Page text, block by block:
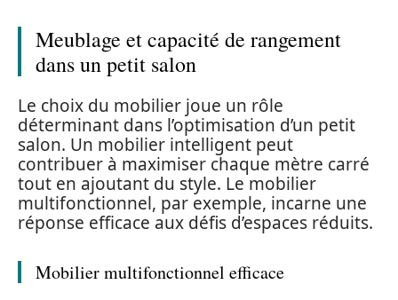
Meublage et capacité de rangement
dans un petit salon
Le choix du mobilier joue un rôle
déterminant dans l’optimisation d’un petit
salon. Un mobilier intelligent peut
contribuer à maximiser chaque mètre carré
tout en ajoutant du style. Le mobilier
multifonctionnel, par exemple, incarne une
réponse efficace aux défis d’espaces réduits.
Mobilier multifonctionnel efficace